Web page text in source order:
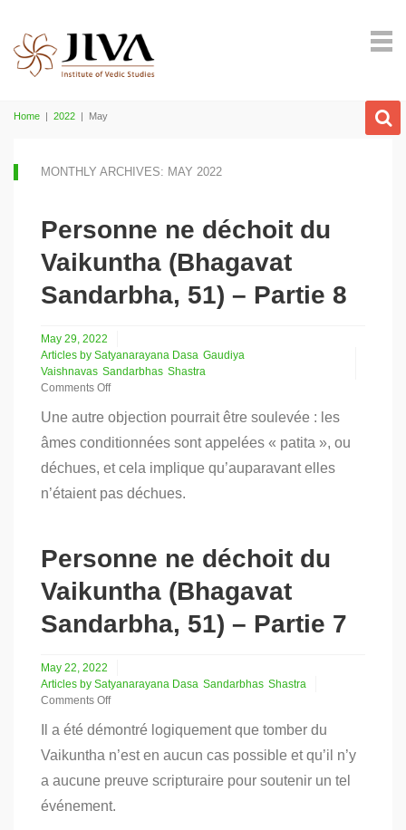
Home | 2022 | May
MONTHLY ARCHIVES: MAY 2022
Personne ne déchoit du
Vaikuntha (Bhagavat
Sandarbha, 51) – Partie 8
May 29, 2022
Articles by Satyanarayana Dasa Gaudiya
Vaishnavas Sandarbhas Shastra
Comments Off
Personne
ne
du
Vaikuntha
(Bhagavat
–
Partie
8
Une autre objection pourrait être soulevée : les
âmes conditionnées sont appelées « patita », ou
déchues, et cela implique qu’auparavant elles
n’étaient pas déchues.
Personne ne déchoit du
Vaikuntha (Bhagavat
Sandarbha, 51) – Partie 7
May 22, 2022
Articles by Satyanarayana Dasa Sandarbhas Shastra
Comments Off
Personne
ne
du
Vaikuntha
(Bhagavat
Il a été démontré logiquement que tomber du
Vaikuntha n’est en aucun cas possible et qu’il n’y
a aucune preuve scripturaire pour soutenir un tel
événement.